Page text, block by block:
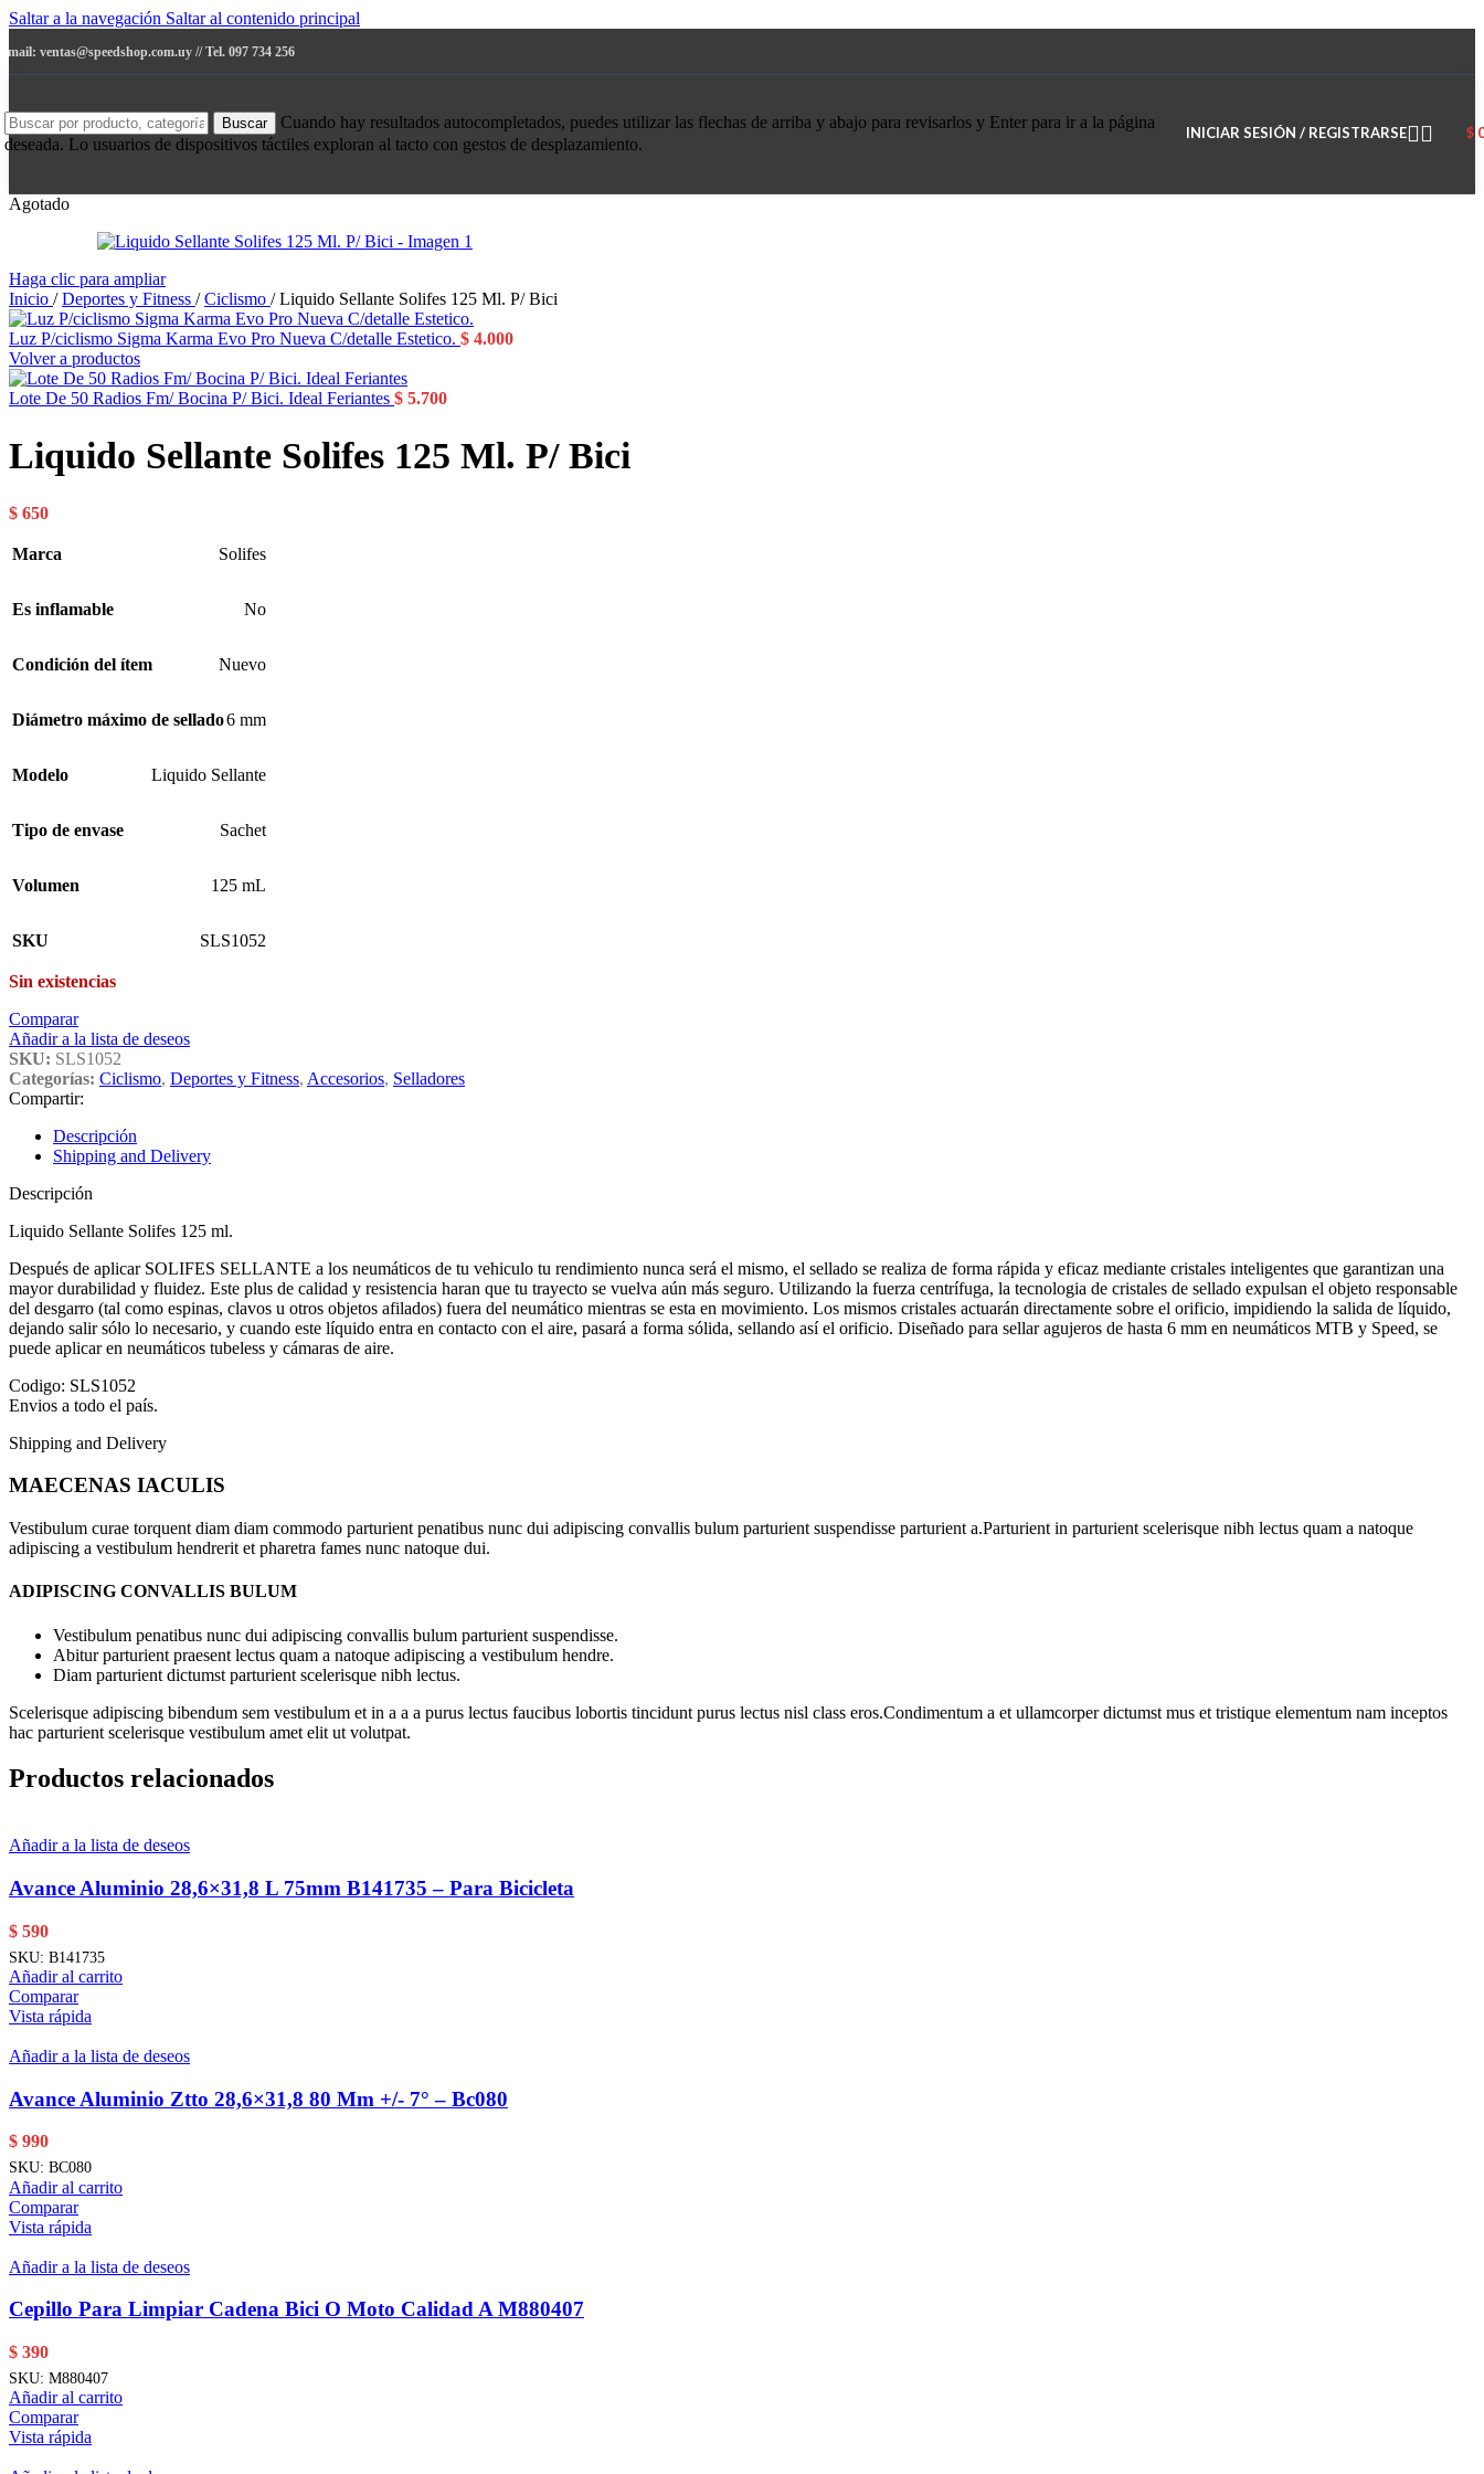
Saltar a la navegación Saltar al contenido principal
mail: ventas@speedshop.com.uy // Tel. 097 734 256
Buscar
Cuando hay resultados autocompletados, puedes utilizar las flechas de arriba y abajo para revisarlos y Enter para ir a la página
deseada. Lo usuarios de dispositivos táctiles exploran al tacto con gestos de desplazamiento.
INICIAR SESIÓN / REGISTRARSE $
Agotado
Haga clic para ampliar
Inicio / Deportes y Fitness / Ciclismo / Liquido Sellante Solifes 125 Ml. P/ Bici
Luz P/ciclismo Sigma Karma Evo Pro Nueva C/detalle Estetico. $ 4.000
Volver a productos
Lote De 50 Radios Fm/ Bocina P/ Bici. Ideal Feriantes $ 5.700
Liquido Sellante Solifes 125 Ml. P/ Bici
$ 650
Marca Solifes
Es inflamable No
Condición del ítem Nuevo
Diámetro máximo de sellado6 mm
Modelo Liquido Sellante
Tipo de envase Sachet
Volumen 125 mL
SKU SLS1052
Sin existencias
Comparar
Añadir a la lista de deseos
SKU: SLS1052
Categorías: Ciclismo, Deportes y Fitness, Accesorios, Selladores
Compartir:
Descripción
Shipping and Delivery
Descripción
Liquido Sellante Solifes 125 ml.
Después de aplicar SOLIFES SELLANTE a los neumáticos de tu vehiculo tu rendimiento nunca será el mismo, el sellado se realiza de forma rápida y eficaz mediante cristales inteligentes que garantizan una
mayor durabilidad y fluidez. Este plus de calidad y resistencia haran que tu trayecto se vuelva aún más seguro. Utilizando la fuerza centrífuga, la tecnologia de cristales de sellado expulsan el objeto responsable
del desgarro (tal como espinas, clavos u otros objetos afilados) fuera del neumático mientras se esta en movimiento. Los mismos cristales actuarán directamente sobre el orificio, impidiendo la salida de líquido,
dejando salir sólo lo necesario, y cuando este líquido entra en contacto con el aire, pasará a forma sólida, sellando así el orificio. Diseñado para sellar agujeros de hasta 6 mm en neumáticos MTB y Speed, se
puede aplicar en neumáticos tubeless y cámaras de aire.
Codigo: SLS1052
Envios a todo el país.
Shipping and Delivery
MAECENAS IACULIS
Vestibulum curae torquent diam diam commodo parturient penatibus nunc dui adipiscing convallis bulum parturient suspendisse parturient a.Parturient in parturient scelerisque nibh lectus quam a natoque
adipiscing a vestibulum hendrerit et pharetra fames nunc natoque dui.
ADIPISCING CONVALLIS BULUM
Vestibulum penatibus nunc dui adipiscing convallis bulum parturient suspendisse.
Abitur parturient praesent lectus quam a natoque adipiscing a vestibulum hendre.
Diam parturient dictumst parturient scelerisque nibh lectus.
Scelerisque adipiscing bibendum sem vestibulum et in a a a purus lectus faucibus lobortis tincidunt purus lectus nisl class eros.Condimentum a et ullamcorper dictumst mus et tristique elementum nam inceptos
hac parturient scelerisque vestibulum amet elit ut volutpat.
Productos relacionados
Añadir a la lista de deseos
Avance Aluminio 28,6×31,8 L 75mm B141735 – Para Bicicleta
$ 590
SKU: B141735
Añadir al carrito
Comparar
Vista rápida
Añadir a la lista de deseos
Avance Aluminio Ztto 28,6×31,8 80 Mm +/- 7° – Bc080
$ 990
SKU: BC080
Añadir al carrito
Comparar
Vista rápida
Añadir a la lista de deseos
Cepillo Para Limpiar Cadena Bici O Moto Calidad A M880407
$ 390
SKU: M880407
Añadir al carrito
Comparar
Vista rápida